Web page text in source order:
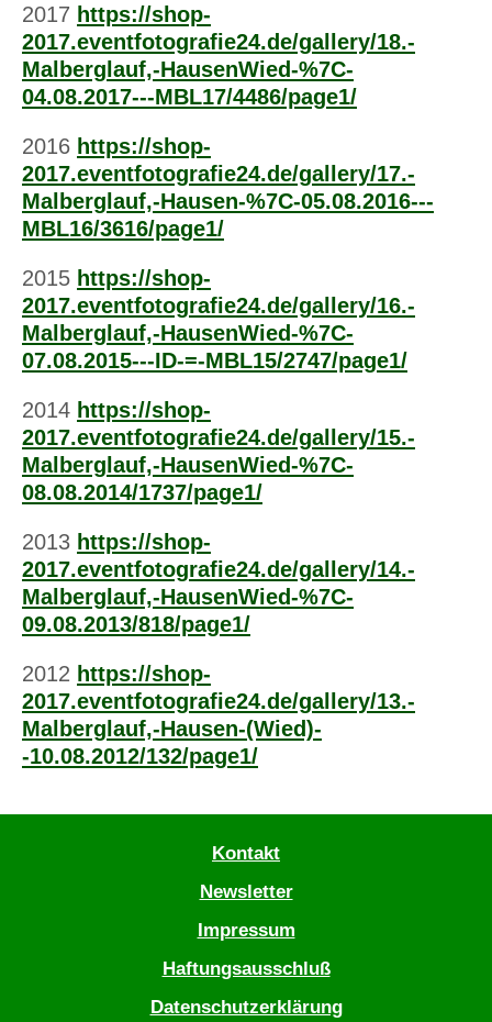
2017 https://shop-
2017.eventfotografie24.de/gallery/18.-
Malberglauf,-HausenWied-%7C-
04.08.2017---MBL17/4486/page1/
2016 https://shop-
2017.eventfotografie24.de/gallery/17.-
Malberglauf,-Hausen-%7C-05.08.2016---
MBL16/3616/page1/
2015 https://shop-
2017.eventfotografie24.de/gallery/16.-
Malberglauf,-HausenWied-%7C-
07.08.2015---ID-=-MBL15/2747/page1/
2014 https://shop-
2017.eventfotografie24.de/gallery/15.-
Malberglauf,-HausenWied-%7C-
08.08.2014/1737/page1/
2013 https://shop-
2017.eventfotografie24.de/gallery/14.-
Malberglauf,-HausenWied-%7C-
09.08.2013/818/page1/
2012 https://shop-
2017.eventfotografie24.de/gallery/13.-
Malberglauf,-Hausen-(Wied)-
-10.08.2012/132/page1/
Kontakt
Newsletter
Impressum
Haftungsausschluß
Datenschutzerklärung